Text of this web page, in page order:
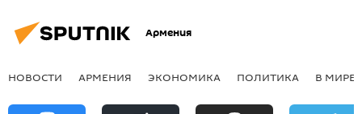
Армения
НОВОСТИ АРМЕНИЯ ЭКОНОМИКА ПОЛИТИКА В МИРЕ